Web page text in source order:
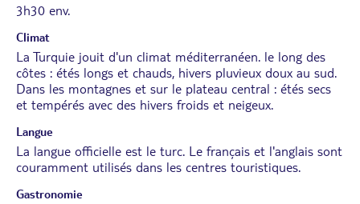
3h30 env.
Climat
La Turquie jouit d'un climat méditerranéen. le long des
côtes : étés longs et chauds, hivers pluvieux doux au sud.
Dans les montagnes et sur le plateau central : étés secs
et tempérés avec des hivers froids et neigeux.
Langue
La langue officielle est le turc. Le français et l'anglais sont
couramment utilisés dans les centres touristiques.
Gastronomie